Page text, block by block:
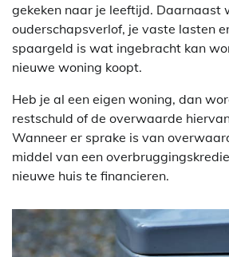
gekeken naar je leeftijd. Daarnaast
ouderschapsverlof, je vaste lasten
spaargeld is wat ingebracht kan
nieuwe woning koopt.
Heb je al een eigen woning, dan
restschuld of de overwaarde
Wanneer er sprake is van
middel van een
nieuwe huis te financieren.